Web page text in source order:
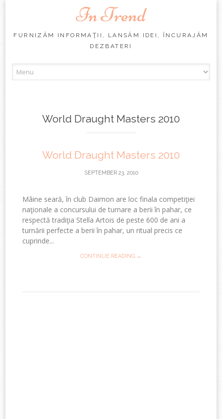
In Trend
FURNIZĂM INFORMAŢII, LANSĂM IDEI, ÎNCURAJĂM
DEZBATERI
to
World Draught Masters 2010
World Draught Masters 2010
SEPTEMBER 23, 2010
Mâine seară, în club Daimon are loc finala competiţiei
naţionale a concursului de turnare a berii în pahar, ce
respectă tradiţia Stella Artois de peste 600 de ani a
turnării perfecte a berii în pahar, un ritual precis ce
cuprinde...
CONTINUE READING →